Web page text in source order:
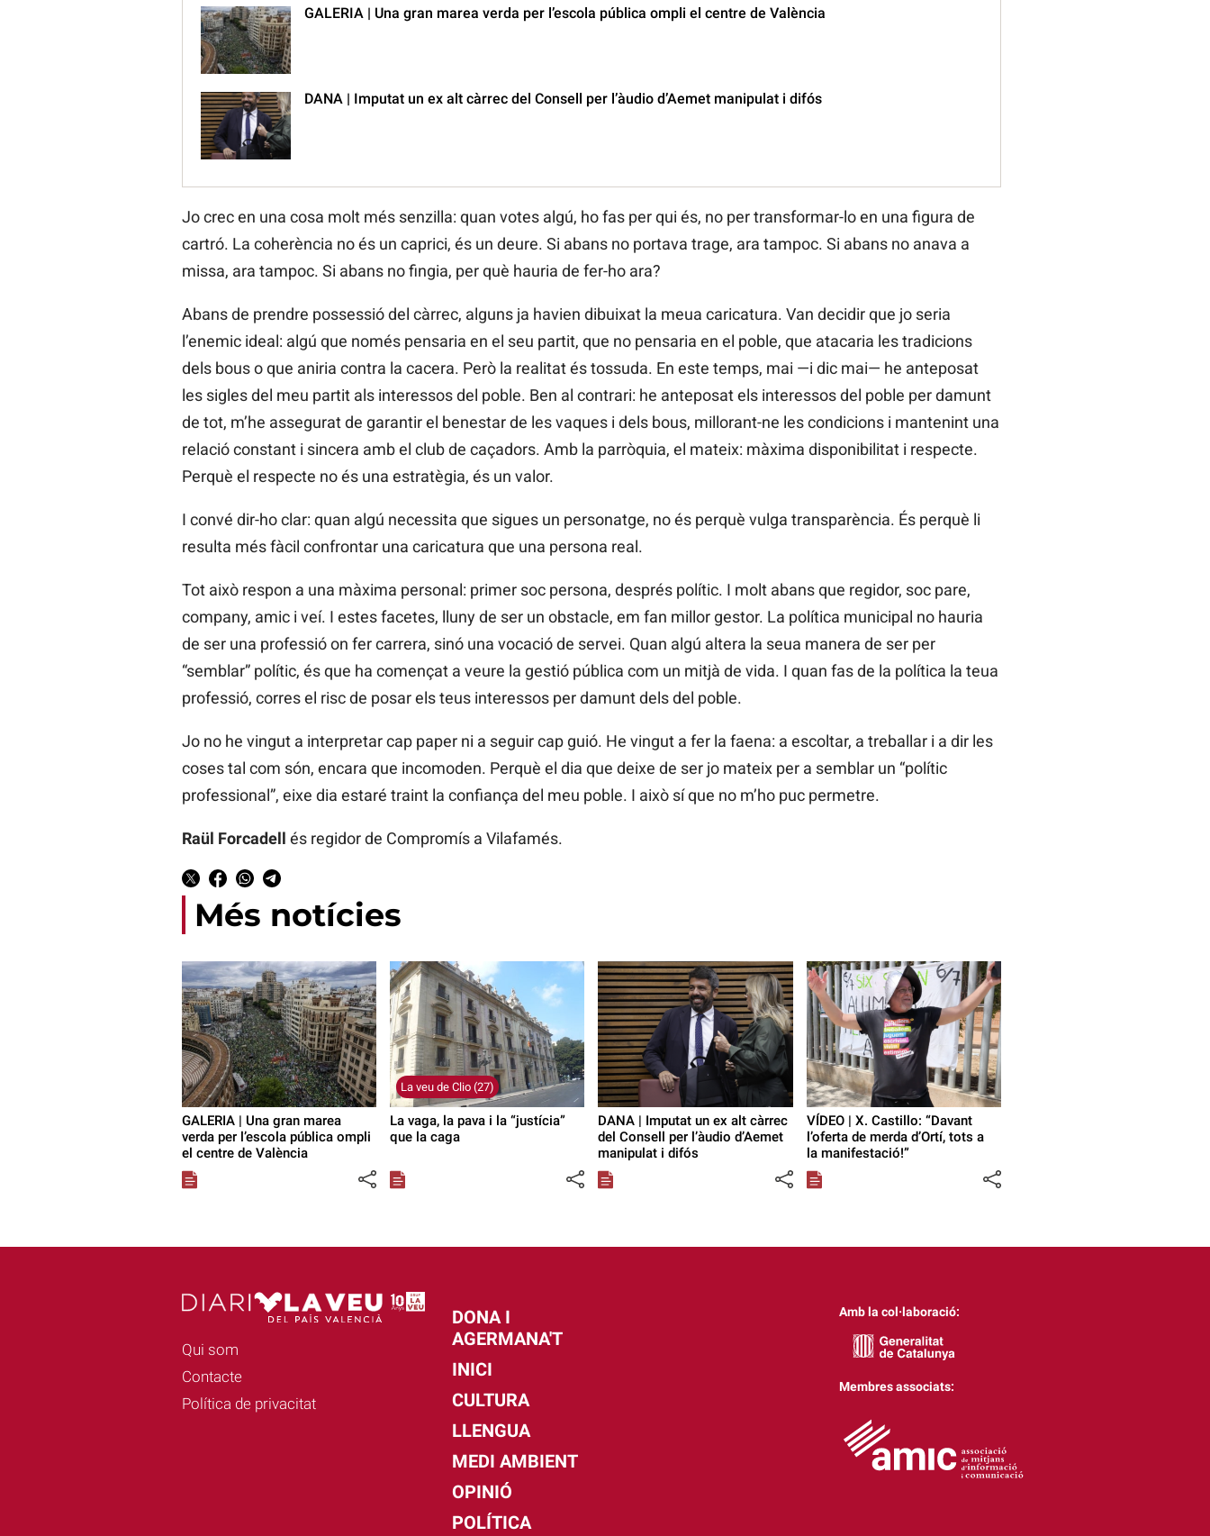
GALERIA | Una gran marea verda per l’escola pública ompli el centre de València
DANA | Imputat un ex alt càrrec del Consell per l’àudio d’Aemet manipulat i difós
Jo crec en una cosa molt més senzilla: quan votes algú, ho fas per qui és, no per transformar-lo en una figura de
cartró. La coherència no és un caprici, és un deure. Si abans no portava trage, ara tampoc. Si abans no anava a
missa, ara tampoc. Si abans no fingia, per què hauria de fer-ho ara?
Abans de prendre possessió del càrrec, alguns ja havien dibuixat la meua caricatura. Van decidir que jo seria
l’enemic ideal: algú que només pensaria en el seu partit, que no pensaria en el poble, que atacaria les tradicions
dels bous o que aniria contra la cacera. Però la realitat és tossuda. En este temps, mai —i dic mai— he anteposat
les sigles del meu partit als interessos del poble. Ben al contrari: he anteposat els interessos del poble per damunt
de tot, m’he assegurat de garantir el benestar de les vaques i dels bous, millorant-ne les condicions i mantenint una
relació constant i sincera amb el club de caçadors. Amb la parròquia, el mateix: màxima disponibilitat i respecte.
Perquè el respecte no és una estratègia, és un valor.
I convé dir-ho clar: quan algú necessita que sigues un personatge, no és perquè vulga transparència. És perquè li
resulta més fàcil confrontar una caricatura que una persona real.
Tot això respon a una màxima personal: primer soc persona, després polític. I molt abans que regidor, soc pare,
company, amic i veí. I estes facetes, lluny de ser un obstacle, em fan millor gestor. La política municipal no hauria
de ser una professió on fer carrera, sinó una vocació de servei. Quan algú altera la seua manera de ser per
“semblar” polític, és que ha començat a veure la gestió pública com un mitjà de vida. I quan fas de la política la teua
professió, corres el risc de posar els teus interessos per damunt dels del poble.
Jo no he vingut a interpretar cap paper ni a seguir cap guió. He vingut a fer la faena: a escoltar, a treballar i a dir les
coses tal com són, encara que incomoden. Perquè el dia que deixe de ser jo mateix per a semblar un “polític
professional”, eixe dia estaré traint la confiança del meu poble. I això sí que no m’ho puc permetre.
Raül Forcadell és regidor de Compromís a Vilafamés.
Més notícies
GALERIA | Una gran marea
verda per l’escola pública ompli
el centre de València
La veu de Clio (27)
La vaga, la pava i la “justícia”
que la caga
DANA | Imputat un ex alt càrrec
del Consell per l’àudio d’Aemet
manipulat i difós
VÍDEO | X. Castillo: “Davant
l’oferta de merda d’Ortí, tots a
la manifestació!”
Qui som
Contacte
Política de privacitat
DONA I
AGERMANA'T
INICI
CULTURA
LLENGUA
MEDI AMBIENT
OPINIÓ
POLÍTICA
Amb la col·laboració:
Membres associats: